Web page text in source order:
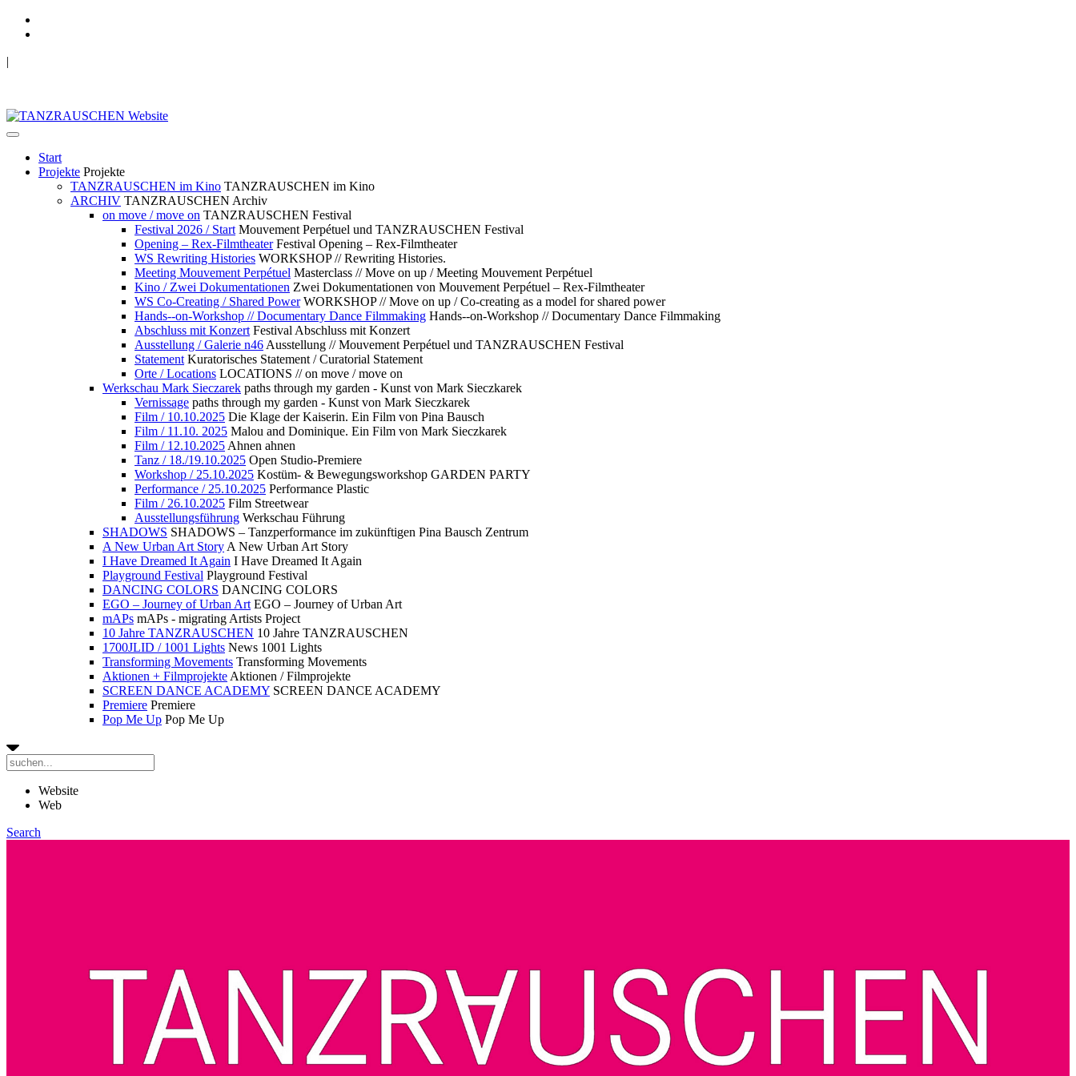
|
Start
Projekte Projekte
TANZRAUSCHEN im Kino TANZRAUSCHEN im Kino
ARCHIV TANZRAUSCHEN Archiv
on move / move on TANZRAUSCHEN Festival
Festival 2026 / Start Mouvement Perpétuel und TANZRAUSCHEN Festival
Opening – Rex-Filmtheater Festival Opening – Rex-Filmtheater
WS Rewriting Histories WORKSHOP // Rewriting Histories.
Meeting Mouvement Perpétuel Masterclass // Move on up / Meeting Mouvement Perpétuel
Kino / Zwei Dokumentationen Zwei Dokumentationen von Mouvement Perpétuel – Rex-Filmtheater
WS Co-Creating / Shared Power WORKSHOP // Move on up / Co-creating as a model for shared power
Hands--on-Workshop // Documentary Dance Filmmaking Hands--on-Workshop // Documentary Dance Filmmaking
Abschluss mit Konzert Festival Abschluss mit Konzert
Ausstellung / Galerie n46 Ausstellung // Mouvement Perpétuel und TANZRAUSCHEN Festival
Statement Kuratorisches Statement / Curatorial Statement
Orte / Locations LOCATIONS // on move / move on
Werkschau Mark Sieczarek paths through my garden - Kunst von Mark Sieczkarek
Vernissage paths through my garden - Kunst von Mark Sieczkarek
Film / 10.10.2025 Die Klage der Kaiserin. Ein Film von Pina Bausch
Film / 11.10. 2025 Malou and Dominique. Ein Film von Mark Sieczkarek
Film / 12.10.2025 Ahnen ahnen
Tanz / 18./19.10.2025 Open Studio-Premiere
Workshop / 25.10.2025 Kostüm- & Bewegungsworkshop GARDEN PARTY
Performance / 25.10.2025 Performance Plastic
Film / 26.10.2025 Film Streetwear
Ausstellungsführung Werkschau Führung
SHADOWS SHADOWS – Tanzperformance im zukünftigen Pina Bausch Zentrum
A New Urban Art Story A New Urban Art Story
I Have Dreamed It Again I Have Dreamed It Again
Playground Festival Playground Festival
DANCING COLORS DANCING COLORS
EGO – Journey of Urban Art EGO – Journey of Urban Art
mAPs mAPs - migrating Artists Project
10 Jahre TANZRAUSCHEN 10 Jahre TANZRAUSCHEN
1700JLID / 1001 Lights News 1001 Lights
Transforming Movements Transforming Movements
Aktionen + Filmprojekte Aktionen / Filmprojekte
SCREEN DANCE ACADEMY SCREEN DANCE ACADEMY
Premiere Premiere
Pop Me Up Pop Me Up
Website
Web
Search